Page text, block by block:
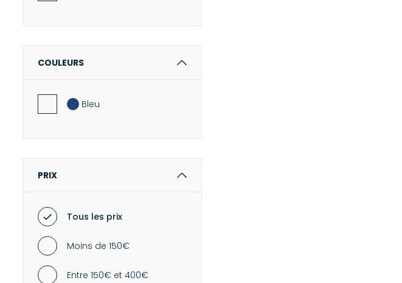
COULEURS
Bleu
PRIX
Tous les prix
Moins de 150€
Entre 150€ et 400€